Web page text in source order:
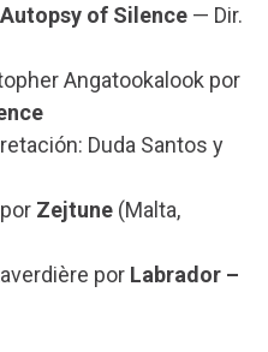
of Silence — Dir.
Angatookalook por
Duda Santos y
Zejtune (Malta,
por Labrador –